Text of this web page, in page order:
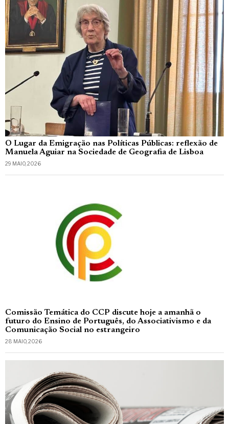
O Lugar da Emigração nas Políticas Públicas: reflexão de
Manuela Aguiar na Sociedade de Geografia de Lisboa
29 MAIO, 2026
Comissão Temática do CCP discute hoje a amanhã o
futuro do Ensino de Português, do Associativismo e da
Comunicação Social no estrangeiro
28 MAIO, 2026